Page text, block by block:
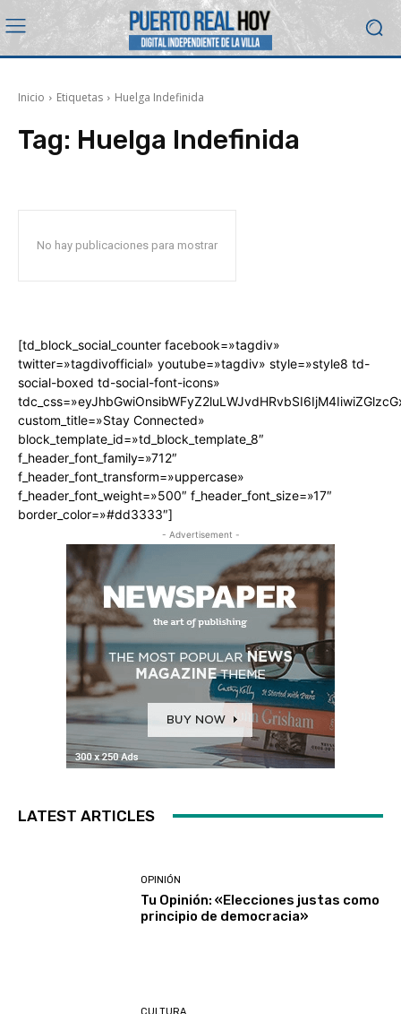
Inicio Etiquetas Huelga Indefinida
Tag: Huelga Indefinida
No hay publicaciones para mostrar
[td_block_social_counter facebook=»tagdiv»
twitter=»tagdivofficial» youtube=»tagdiv» style=»style8 td-
social-boxed td-social-font-icons»
custom_title=»Stay Connected»
block_template_id=»td_block_template_8″
f_header_font_family=»712″
f_header_font_transform=»uppercase»
f_header_font_weight=»500″ f_header_font_size=»17″
border_color=»#dd3333″]
- Advertisement -
LATEST ARTICLES
OPINIÓN
Tu Opinión: «Elecciones justas como
principio de democracia»
CULTURA